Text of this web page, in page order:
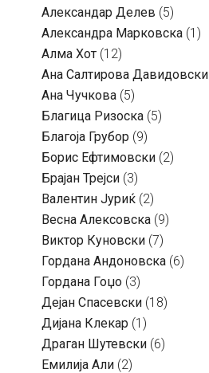
Александар Делев (5)
Александра Марковска (1)
Алма Хот (12)
Ана Салтирова Давидовски
Ана Чучкова (5)
Благица Ризоска (5)
Благоја Грубор (9)
Борис Ефтимовски (2)
Брајан Трејси (3)
Валентин Јуриќ (2)
Весна Алексовска (9)
Виктор Куновски (7)
Гордана Андоновска (6)
Гордана Гоџо (3)
Дејан Спасевски (18)
Дијана Клекар (1)
Драган Шутевски (6)
Емилија Али (2)